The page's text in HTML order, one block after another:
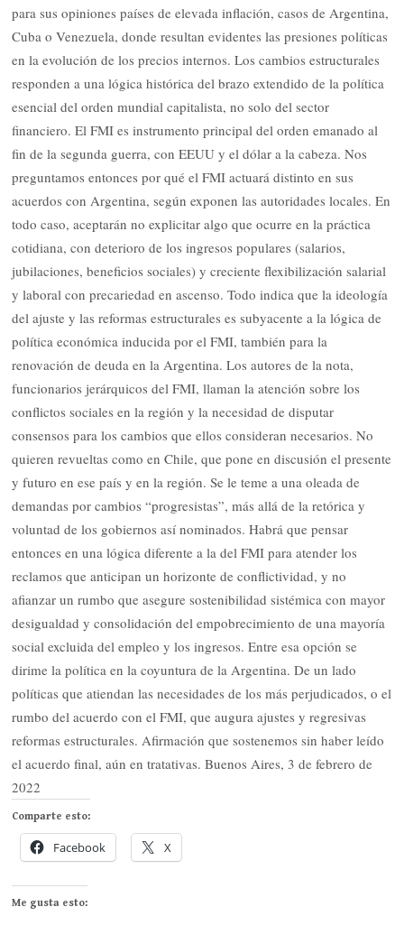
para sus opiniones países de elevada inflación, casos de Argentina,
Cuba o Venezuela, donde resultan evidentes las presiones políticas
en la evolución de los precios internos. Los cambios estructurales
responden a una lógica histórica del brazo extendido de la política
esencial del orden mundial capitalista, no solo del sector
financiero. El FMI es instrumento principal del orden emanado al
fin de la segunda guerra, con EEUU y el dólar a la cabeza. Nos
preguntamos entonces por qué el FMI actuará distinto en sus
acuerdos con Argentina, según exponen las autoridades locales. En
todo caso, aceptarán no explicitar algo que ocurre en la práctica
cotidiana, con deterioro de los ingresos populares (salarios,
jubilaciones, beneficios sociales) y creciente flexibilización salarial
y laboral con precariedad en ascenso. Todo indica que la ideología
del ajuste y las reformas estructurales es subyacente a la lógica de
política económica inducida por el FMI, también para la
renovación de deuda en la Argentina. Los autores de la nota,
funcionarios jerárquicos del FMI, llaman la atención sobre los
conflictos sociales en la región y la necesidad de disputar
consensos para los cambios que ellos consideran necesarios. No
quieren revueltas como en Chile, que pone en discusión el presente
y futuro en ese país y en la región. Se le teme a una oleada de
demandas por cambios “progresistas”, más allá de la retórica y
voluntad de los gobiernos así nominados. Habrá que pensar
entonces en una lógica diferente a la del FMI para atender los
reclamos que anticipan un horizonte de conflictividad, y no
afianzar un rumbo que asegure sostenibilidad sistémica con mayor
desigualdad y consolidación del empobrecimiento de una mayoría
social excluida del empleo y los ingresos. Entre esa opción se
dirime la política en la coyuntura de la Argentina. De un lado
políticas que atiendan las necesidades de los más perjudicados, o el
rumbo del acuerdo con el FMI, que augura ajustes y regresivas
reformas estructurales. Afirmación que sostenemos sin haber leído
el acuerdo final, aún en tratativas. Buenos Aires, 3 de febrero de
2022
Comparte esto:
Facebook X
Me gusta esto: